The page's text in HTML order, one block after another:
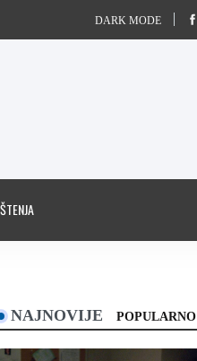
DARK MODE
NAJNOVIJE POPULARNO